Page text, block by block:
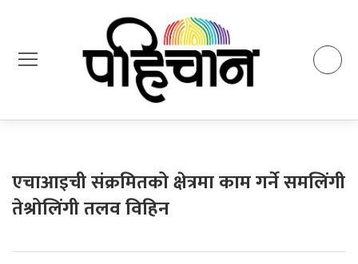
एचाआइची संक्रमितको क्षेत्रमा काम गर्ने समलिंगी
तेश्रोलिंगी तलव विहिन